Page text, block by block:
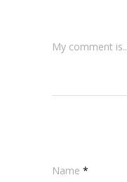
My comment is..
Name *